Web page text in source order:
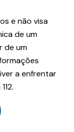
e não visa
de um
de um
a enfrentar